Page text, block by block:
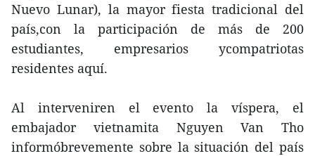
Nuevo Lunar), la mayor fiesta tradicional del
país,con la participación de más de 200
estudiantes, empresarios ycompatriotas
residentes aquí.
Al interveniren el evento la víspera, el
embajador vietnamita Nguyen Van Tho
informóbrevemente sobre la situación del país